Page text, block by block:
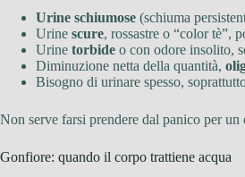
Urine schiumose (schiuma
Urine scure, rossastre o “color tè”,
Urine torbide o con odore insolito,
Diminuzione netta della quantità,
Bisogno di urinare spesso,
Non serve farsi prendere dal panico per
Gonfiore: quando il corpo trattiene acqua